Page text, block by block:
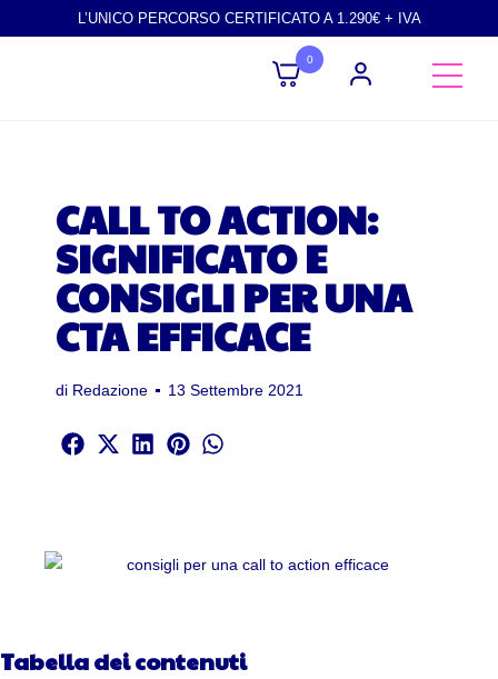
L’UNICO PERCORSO CERTIFICATO A 1.290€ + IVA
0
CALL TO ACTION:
SIGNIFICATO E
CONSIGLI PER UNA
CTA EFFICACE
di Redazione 13 Settembre 2021
Tabella dei contenuti